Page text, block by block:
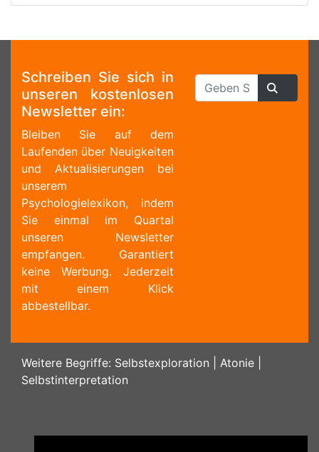
Schreiben Sie sich in
unseren kostenlosen
Newsletter ein:
Bleiben Sie auf dem
Laufenden über Neuigkeiten
und Aktualisierungen bei
unserem
Psychologielexikon, indem
Sie einmal im Quartal
unseren Newsletter
empfangen. Garantiert
keine Werbung. Jederzeit
mit einem Klick
abbestellbar.
Weitere Begriffe: Selbstexploration Atonie
Selbstinterpretation